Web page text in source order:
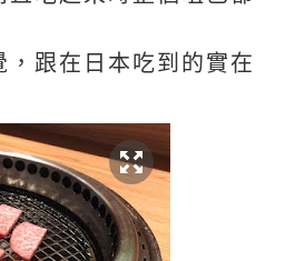
，跟在日本吃到的實在